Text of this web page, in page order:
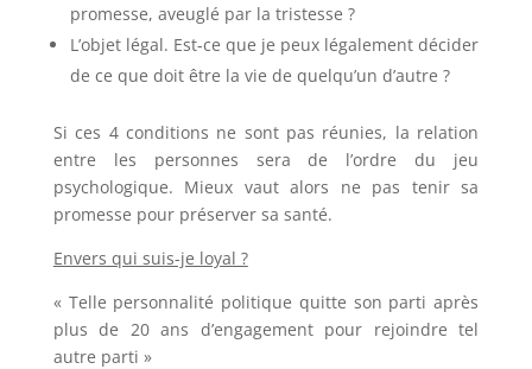
promesse, aveuglé par la tristesse ?
L’objet légal. Est-ce que je peux légalement décider
de ce que doit être la vie de quelqu’un d’autre ?
Si ces 4 conditions ne sont pas réunies, la relation
entre les personnes sera de l’ordre du jeu
psychologique. Mieux vaut alors ne pas tenir sa
promesse pour préserver sa santé.
Envers qui suis-je loyal ?
« Telle personnalité politique quitte son parti après
plus de 20 ans d’engagement pour rejoindre tel
autre parti »